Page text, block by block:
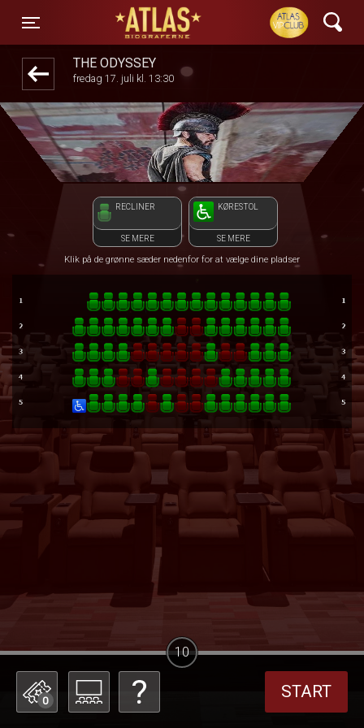
Toggle navigation
ATLAS Biograferne
THE ODYSSEY
fredag 17. juli kl. 13:30
RECLINER
SE MERE
KØRESTOL
SE MERE
Klik på de grønne sæder nedenfor for at vælge dine pladser
0 START
10
1step-front02 054728